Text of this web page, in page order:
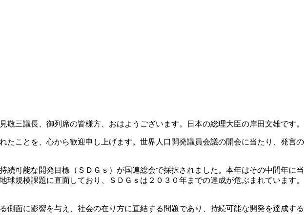
三議長、御列席の皆様方、おはようございます。日本の総理大臣の岸田文雄です。
ことを、心から歓迎申し上げます。世界人口開発議員会議の開会に当たり、発言の
可能な開発目標（ＳＤＧｓ）が国連総会で採択されました。本年はその中間年に当
規模課題に直面しており、ＳＤＧｓは２０３０年までの達成が危ぶまれています。
面に影響を与え、社会の在り方に直結する問題であり、持続可能な開発を達成する